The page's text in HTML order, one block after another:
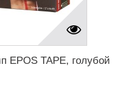
EPOS TAPE, голубой